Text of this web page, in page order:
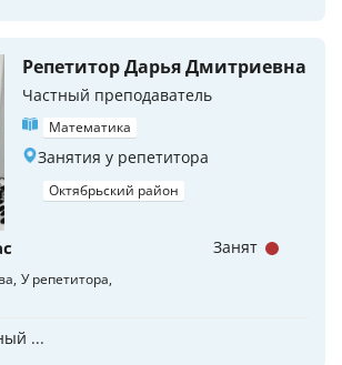
Репетитор Дарья Дмитриевна
Частный преподаватель
Математика
Занятия у репетитора
Октябрьский район
У репетитора
...
Занят